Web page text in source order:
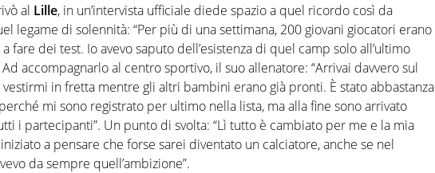
al Lille, in un’intervista ufficiale diede spazio a quel ricordo così da
legame di solennità: “Per più di una settimana, 200 giovani giocatori erano
fare dei test. Io avevo saputo dell’esistenza di quel camp solo all’ultimo
accompagnarlo al centro sportivo, il suo allenatore: “Arrivai davvero sul
vestirmi in fretta mentre gli altri bambini erano già pronti. È stato abbastanza
mi sono registrato per ultimo nella lista, ma alla fine sono arrivato
i partecipanti”. Un punto di svolta: “Lì tutto è cambiato per me e la mia
a pensare che forse sarei diventato un calciatore, anche se nel
da sempre quell’ambizione”.